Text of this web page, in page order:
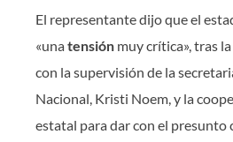
El representante dijo que el
«unatensión muy crítica», tras la
con la supervisión de la
Nacional, Kristi Noem, y la
estatal para dar con el presunto